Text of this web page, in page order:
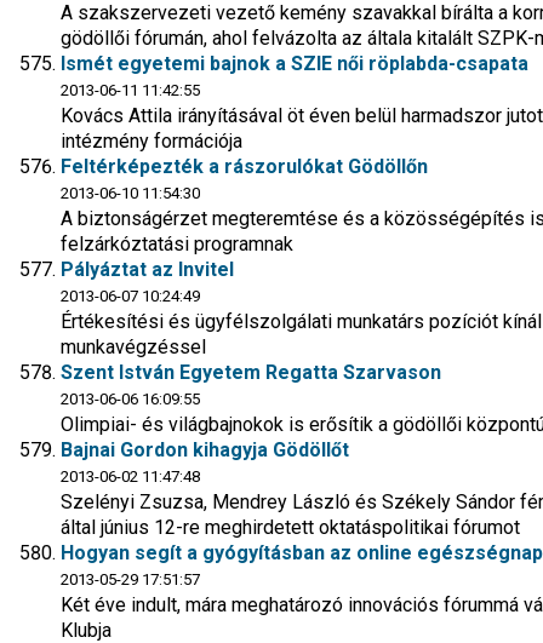
A szakszervezeti vezető kemény szavakkal bírálta a
gödöllői fórumán, ahol felvázolta az általa kitalált
Ismét egyetemi bajnok a SZIE női röplabda-csapata
2013-06-11 11:42:55
Kovács Attila irányításával öt éven belül harmadszor
intézmény formációja
Feltérképezték a rászorulókat Gödöllőn
2013-06-10 11:54:30
A biztonságérzet megteremtése és a közösségépítés
felzárkóztatási programnak
Pályáztat az Invitel
2013-06-07 10:24:49
Értékesítési és ügyfélszolgálati munkatárs pozíciót
munkavégzéssel
Szent István Egyetem Regatta Szarvason
2013-06-06 16:09:55
Olimpiai- és világbajnokok is erősítik a gödöllői
Bajnai Gordon kihagyja Gödöllőt
2013-06-02 11:47:48
Szelényi Zsuzsa, Mendrey László és Székely Sándor
által június 12-re meghirdetett oktatáspolitikai fórumot
Hogyan segít a gyógyításban az online
2013-05-29 17:51:57
Két éve indult, mára meghatározó innovációs fórummá
Klubja